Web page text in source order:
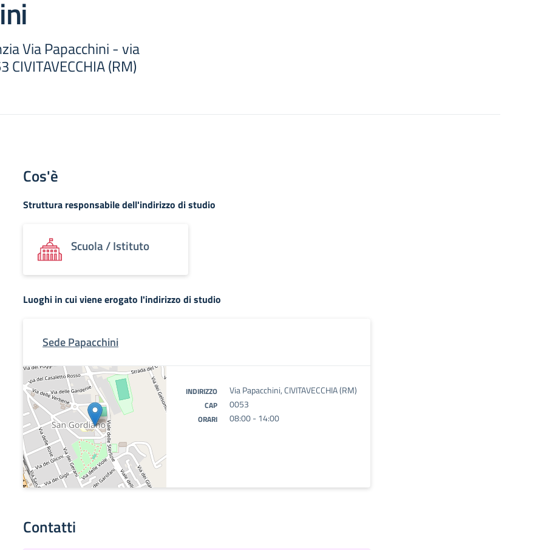
Via Papacchini - via
CIVITAVECCHIA (RM)
Cos'è
Struttura responsabile dell'indirizzo di studio
Scuola / Istituto
Luoghi in cui viene erogato l'indirizzo di studio
Sede Papacchini
INDIRIZZO Via Papacchini, CIVITAVECCHIA (RM)
CAP 0053
ORARI 08:00 - 14:00
Contatti